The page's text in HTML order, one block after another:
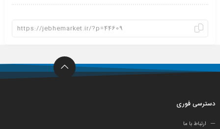
دسترسی فوری
ارتباط با ما